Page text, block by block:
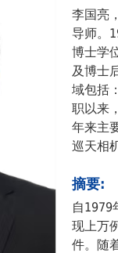
李国亮
导师。
博士学
及博士
域包括
职以来
年来主
巡天相
摘要:
自1979
现上万
件。随